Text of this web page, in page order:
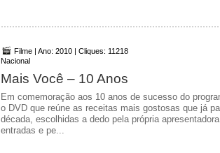
Filme | Ano: 2010 | Cliques: 11218
Nacional
Mais Você – 10 Anos
Em comemoração aos 10 anos de sucesso do
o DVD que reúne as receitas mais gostosas que já
década, escolhidas a dedo pela própria
entradas e pe...